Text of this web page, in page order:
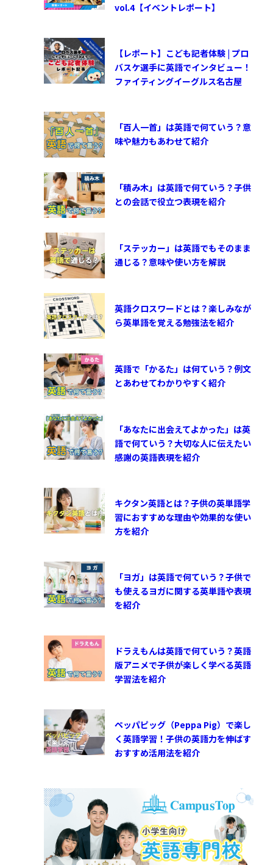
vol.4【イベントレポート】
【レポート】こども記者体験 | プロ
バスケ選手に英語でインタビュー！
ファイティングイーグルス名古屋
「百人一首」は英語で何ていう？意
味や魅力もあわせて紹介
「積み木」は英語で何ていう？子供
との会話で役立つ表現を紹介
「ステッカー」は英語でもそのまま
通じる？意味や使い方を解説
英語クロスワードとは？楽しみなが
ら英単語を覚える勉強法を紹介
英語で「かるた」は何ていう？例文
とあわせてわかりやすく紹介
「あなたに出会えてよかった」は英
語で何ていう？大切な人に伝えたい
感謝の英語表現を紹介
キクタン英語とは？子供の英単語学
習におすすめな理由や効果的な使い
方を紹介
「ヨガ」は英語で何ていう？子供で
も使えるヨガに関する英単語や表現
を紹介
ドラえもんは英語で何ていう？英語
版アニメで子供が楽しく学べる英語
学習法を紹介
ペッパピッグ（Peppa Pig）で楽し
く英語学習！子供の英語力を伸ばす
おすすめ活用法を紹介